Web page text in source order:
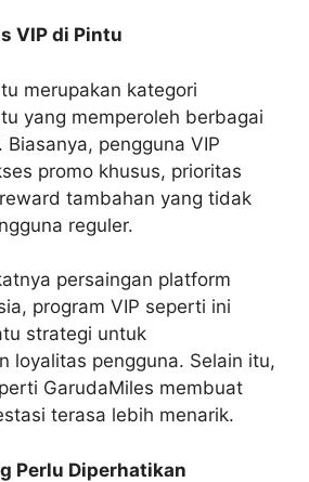
VIP di Pintu
merupakan kategori
yang memperoleh berbagai
pengguna VIP
promo khusus, prioritas
tambahan yang tidak
reguler.
persaingan platform
program VIP seperti ini
strategi untuk
loyalitas pengguna. Selain itu,
GarudaMiles membuat
terasa lebih menarik.
Perlu Diperhatikan